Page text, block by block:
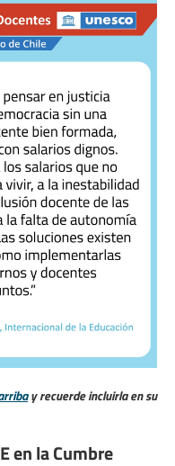
y recuerde incluirla en su
en la Cumbre